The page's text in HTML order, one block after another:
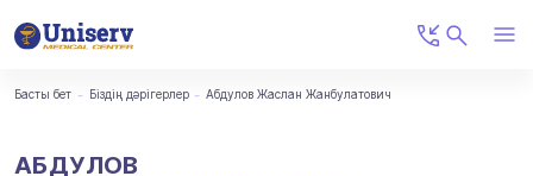
Басты бет Біздің дәрігерлер Абдулов Жаслан Жанбулатович
АБДУЛОВ